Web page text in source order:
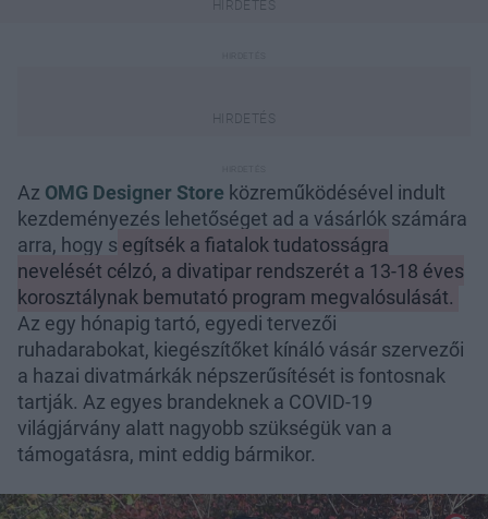
Az OMG Designer Store közreműködésével indult
kezdeményezés lehetőséget ad a vásárlók számára
arra, hogy s egítsék a fiatalok tudatosságra
nevelését célzó, a divatipar rendszerét a 13-18 éves
korosztálynak bemutató program megvalósulását.
Az egy hónapig tartó, egyedi tervezői
ruhadarabokat, kiegészítőket kínáló vásár szervezői
a hazai divatmárkák népszerűsítését is fontosnak
tartják. Az egyes brandeknek a COVID-19
világjárvány alatt nagyobb szükségük van a
támogatásra, mint eddig bármikor.